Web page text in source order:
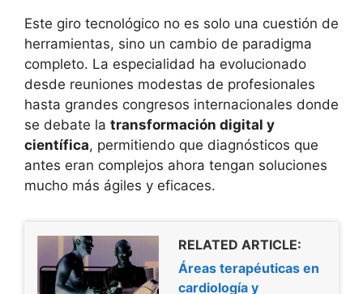
Este giro tecnológico no es solo una cuestión de
herramientas, sino un cambio de paradigma
completo. La especialidad ha evolucionado
desde reuniones modestas de profesionales
hasta grandes congresos internacionales donde
se debate la transformación digital y
científica, permitiendo que diagnósticos que
antes eran complejos ahora tengan soluciones
mucho más ágiles y eficaces.
RELATED ARTICLE:
Áreas terapéuticas en
cardiología y